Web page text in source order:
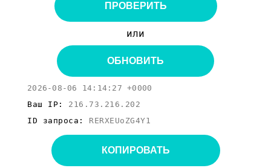
ПРОВЕРИТЬ
или
ОБНОВИТЬ
2026-08-06 14:14:27 +0000
Ваш IP: 216.73.216.202
ID запроса: RERXEUoZG4Y1
КОПИРОВАТЬ